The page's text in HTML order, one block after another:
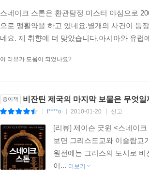
스네이크 스톤은 환관탐정 미스터 야심으로
으로 맹활약을 하고 있네요.별개의 사건이 등
네요. 제 취향에 더 맞았습니다.아시아와 유
이 리뷰가 도움이 되었나요?
종이책 비잔틴 제국의 마지막 보물은 무엇일
t****o 2010-01-20 신고
[리뷰] 제이슨 굿윈 <스네이
보면 그리스도교와 이슬람교
원전에는 그리스의 도시로
이... 더보기